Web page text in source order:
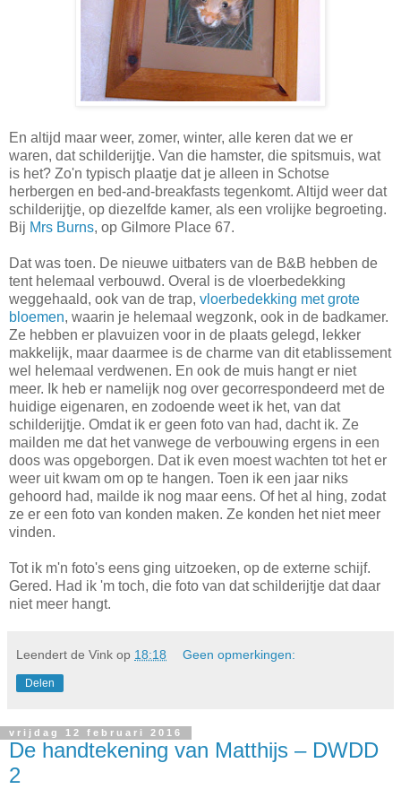
En altijd maar weer, zomer, winter, alle keren dat we er
waren, dat schilderijtje. Van die hamster, die spitsmuis, wat
is het? Zo'n typisch plaatje dat je alleen in Schotse
herbergen en bed-and-breakfasts tegenkomt. Altijd weer dat
schilderijtje, op diezelfde kamer, als een vrolijke begroeting.
Bij Mrs Burns, op Gilmore Place 67.
Dat was toen. De nieuwe uitbaters van de B&B hebben de
tent helemaal verbouwd. Overal is de vloerbedekking
weggehaald, ook van de trap, vloerbedekking met grote
bloemen, waarin je helemaal wegzonk, ook in de badkamer.
Ze hebben er plavuizen voor in de plaats gelegd, lekker
makkelijk, maar daarmee is de charme van dit etablissement
wel helemaal verdwenen. En ook de muis hangt er niet
meer. Ik heb er namelijk nog over gecorrespondeerd met de
huidige eigenaren, en zodoende weet ik het, van dat
schilderijtje. Omdat ik er geen foto van had, dacht ik. Ze
mailden me dat het vanwege de verbouwing ergens in een
doos was opgeborgen. Dat ik even moest wachten tot het er
weer uit kwam om op te hangen. Toen ik een jaar niks
gehoord had, mailde ik nog maar eens. Of het al hing, zodat
ze er een foto van konden maken. Ze konden het niet meer
vinden.
Tot ik m'n foto's eens ging uitzoeken, op de externe schijf.
Gered. Had ik 'm toch, die foto van dat schilderijtje dat daar
niet meer hangt.
Leendert de Vink op 18:18 Geen opmerkingen:
Delen
vrijdag 12 februari 2016
De handtekening van Matthijs – DWDD
2